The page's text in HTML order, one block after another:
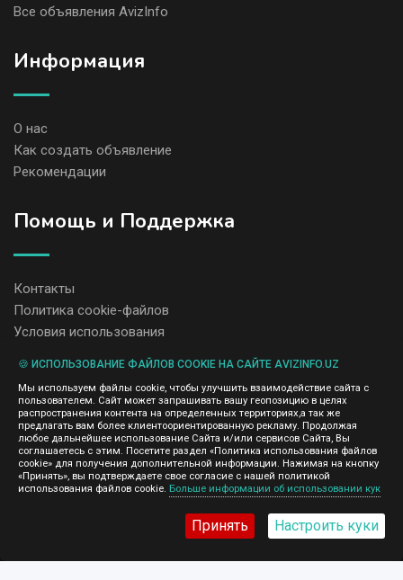
Все объявления AvizInfo
Информация
О нас
Как создать объявление
Рекомендации
Помощь и Поддержка
Контакты
Политика cookie-файлов
Условия использования
содержание размещенных объявлений.
Мы ценим конфиденциальность наших пользователей. Мы не
передаем и не продаем личную информацию зарегистрированных
пользователей AvizInfo.uz третьим лицам. Мы не отвечаем за
правила конфиденциальности сайтов на которые ссылается
AvizInfo.uz. На некоторых страницах нашего сайта представлена
реклама Google Adsense Advertising Network. Чтобы узнать
подробней о правилах конфиденциальности Googleнажмите тут
🍪 ИСПОЛЬЗОВАНИЕ ФАЙЛОВ COOKIE НА САЙТЕ AVIZINFO.UZ
Мы используем файлы cookie, чтобы улучшить взаимодействие сайта с
пользователем. Сайт может запрашивать вашу геопозицию в целях
распространения контента на определенных территориях,а так же
предлагать вам более клиентоориентированную рекламу. Продолжая
любое дальнейшее использование Сайта и/или сервисов Сайта, Вы
соглашаетесь с этим. Посетите раздел «Политика использования файлов
cookie» для получения дополнительной информации. Нажимая на кнопку
«Принять», вы подтверждаете свое согласие с нашей политикой
использования файлов cookie. Больше информации об использовании кук
Принять Настроить куки